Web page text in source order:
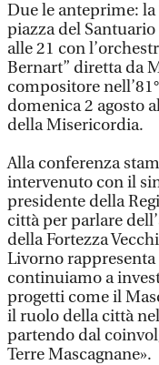
Due le anteprime: la
piazza del
alle 21 con
Bernart” diretta da
compositore
domenica 2 agosto
della Misericordia.
Alla conferenza
intervenuto con il
presidente della
città per parlare
della Fortezza
Livorno rappresenta
continuiamo a
progetti come il
il ruolo della città
partendo dal
Terre Mascagnane».